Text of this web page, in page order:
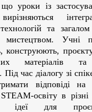
що уроки із
та
мистецтвом. Учні
конструюють,
матеріалів та
Під час діалогу зі
відповіді
STEAM-освіту в різні
ідеї для